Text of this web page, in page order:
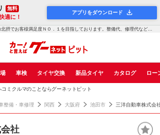
無料
適に！
アプリをダウンロード
【三洋自動車株式会社】大阪の北摂でお客様満足度ＮＯ．１を目指しております。整備代、修理代など費用を安く...！グーネットピット
車検 タイヤ交換 新品タイヤ カタログ ロー
ミクルマのことならグーネットピット
整備・車修理 関西 大阪府 池田市 三洋自動車株式会
社